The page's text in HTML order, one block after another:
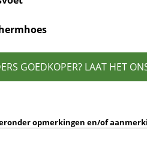
GOEDKOPER? LAAT HET
opmerkingen en/of